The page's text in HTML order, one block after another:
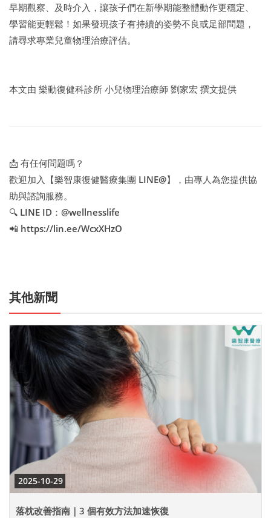
早期觀察、及時介入，讓孩子們在新學期能整體動作更穩定、
學習能更輕鬆！如果發現孩子有持續的姿勢不良或足部問題，
請尋求專業兒童物理治療評估。
本文由 樂動復健科診所 小兒物理治療師 劉家宏 撰文提供
📩 有任何問題嗎？
歡迎加入【樂智康復健醫療集團 LINE@】，由專人為您提供協
助與諮詢服務。
🔍 LINE ID：@wellnesslife
📲 https://lin.ee/WcxXHzO
其他新聞
2025-10-29
落枕改善指南｜3 個有效方法加速恢復